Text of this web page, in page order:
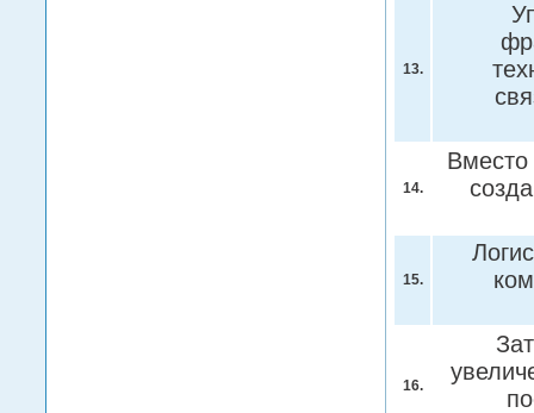
13.
14.
Вместо
15.
16.